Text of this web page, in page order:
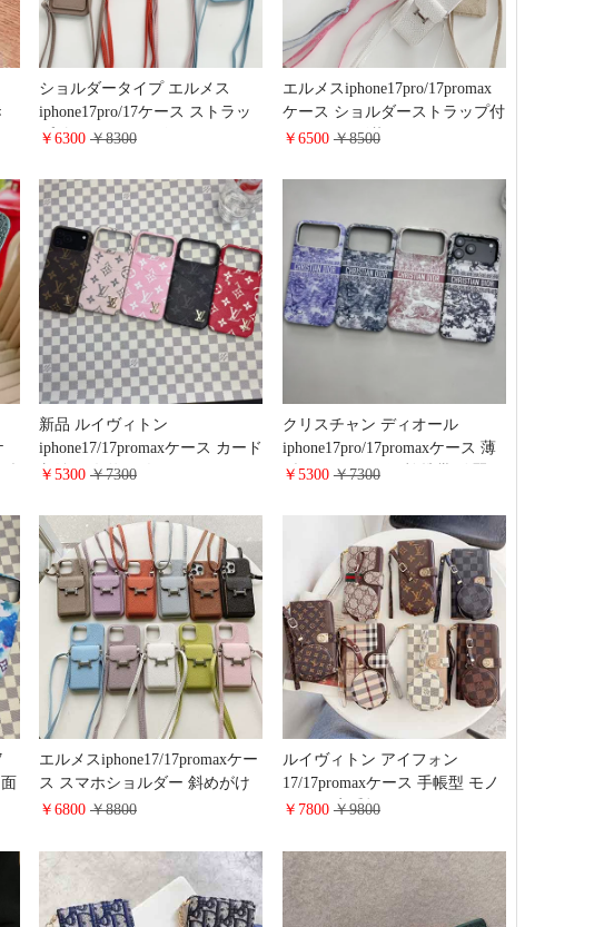
ショルダータイプ エルメス
iphone17pro/17ケース ストラッ
プ付き カーフレザー ライチ風
ース カード収納 スタンド
google pixel 9 proケース 肩掛け
斜めがけ ハイブランド Galaxy
s25/s25ultraケース 大人 レデイ
ース 可愛い
￥6300 ￥8300
エルメスiphone17pro/17promax
ケース ショルダーストラップ付
き ラメ ヘビ革 HERMES
ードポッケト付き 多機能
ース 蛇柄 おしゃれ ブランド
Galaxy S25/S25Ultraスマホケー
ス 大人 可愛い多機種対応
￥6500 ￥8500
新品 ルイヴィトン
iphone17/17promaxケース カード
収納 男女兼用 人気 LV
タルロゴ モノグラム 高级 レザ
ー 軽い 耐衝撃 ヴィトン風
galaxy s25/s24/s23 plusスマホケ
ース 大人 おしゃれ
￥5300 ￥7300
クリスチャン ディオール
iphone17pro/17promaxケース 薄
型 コンパクト 便利 携帯 綺麗
トワル ドゥ ジュイ エンブロイ
ダリー レザー おしゃれ Galaxy
s25/s24/s23スマホケース レデイ
ース ブランド 通販
￥5300 ￥7300
エルメスiphone17/17promaxケー
ス スマホショルダー 斜めがけ
HERMES アイフォーン
カードケース 大容量 高级 ブラ
ンド Galaxy S25/S25plus携帯ケ
ース レザー レディース
￥6800 ￥8800
ルイヴィトン アイフォン
17/17promaxケース 手帳型 モノ
グラム 定番柄 airpods 4/3/2 pro
iphone16pro/16/15ケース 手帳型
財布カード入り 多機能 ハイ ブ
ランド Galaxy S25/S24/S23手帳
カバー おすすめ
￥7800 ￥9800